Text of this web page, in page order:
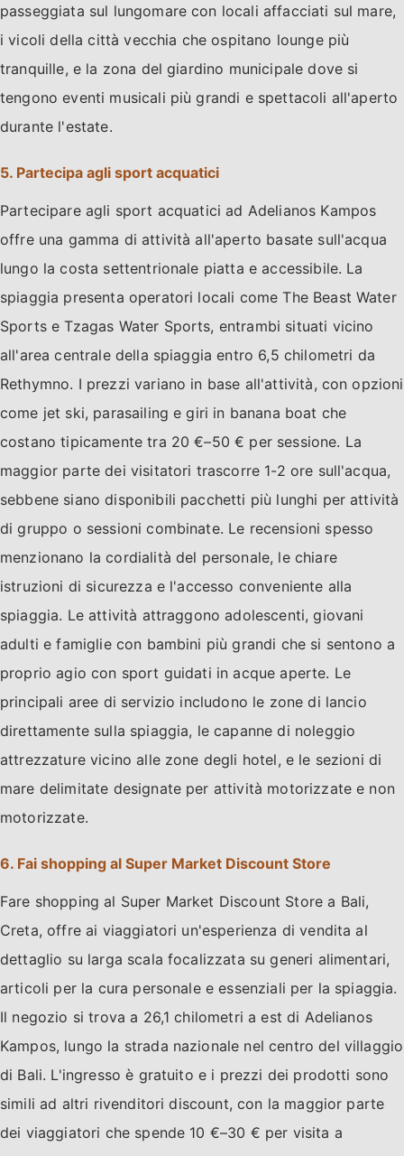
passeggiata sul lungomare con locali affacciati sul mare,
i vicoli della città vecchia che ospitano lounge più
tranquille, e la zona del giardino municipale dove si
tengono eventi musicali più grandi e spettacoli all'aperto
durante l'estate.
5. Partecipa agli sport acquatici
Partecipare agli sport acquatici ad Adelianos Kampos
offre una gamma di attività all'aperto basate sull'acqua
lungo la costa settentrionale piatta e accessibile. La
spiaggia presenta operatori locali come The Beast Water
Sports e Tzagas Water Sports, entrambi situati vicino
all'area centrale della spiaggia entro 6,5 chilometri da
Rethymno. I prezzi variano in base all'attività, con opzioni
come jet ski, parasailing e giri in banana boat che
costano tipicamente tra 20 €–50 € per sessione. La
maggior parte dei visitatori trascorre 1-2 ore sull'acqua,
sebbene siano disponibili pacchetti più lunghi per attività
di gruppo o sessioni combinate. Le recensioni spesso
menzionano la cordialità del personale, le chiare
istruzioni di sicurezza e l'accesso conveniente alla
spiaggia. Le attività attraggono adolescenti, giovani
adulti e famiglie con bambini più grandi che si sentono a
proprio agio con sport guidati in acque aperte. Le
principali aree di servizio includono le zone di lancio
direttamente sulla spiaggia, le capanne di noleggio
attrezzature vicino alle zone degli hotel, e le sezioni di
mare delimitate designate per attività motorizzate e non
motorizzate.
6. Fai shopping al Super Market Discount Store
Fare shopping al Super Market Discount Store a Bali,
Creta, offre ai viaggiatori un'esperienza di vendita al
dettaglio su larga scala focalizzata su generi alimentari,
articoli per la cura personale e essenziali per la spiaggia.
Il negozio si trova a 26,1 chilometri a est di Adelianos
Kampos, lungo la strada nazionale nel centro del villaggio
di Bali. L'ingresso è gratuito e i prezzi dei prodotti sono
simili ad altri rivenditori discount, con la maggior parte
dei viaggiatori che spende 10 €–30 € per visita a